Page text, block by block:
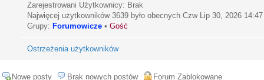
Zarejestrowani Użytkownicy: Brak
Najwięcej użytkowników 3639 było obecnych Czw Lip 30, 2026 14:47
Grupy: Forumowicze • Gość
Ostrzeżenia użytkowników
Nowe posty Brak nowych postów Forum Zablokowane